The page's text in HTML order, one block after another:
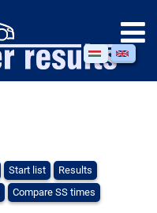
Start list
Results
Compare SS times